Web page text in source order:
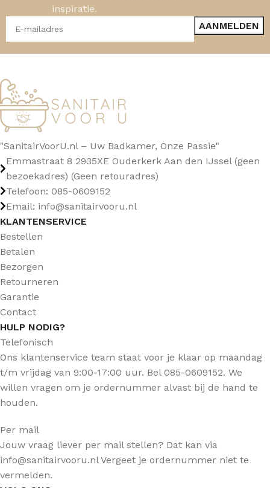
inspiratie.
"SanitairVoorU.nl – Uw Badkamer, Onze Passie"
Emmastraat 8 2935XE Ouderkerk Aan den IJssel (geen
bezoekadres) (Geen retouradres)
Telefoon: 085-0609152
Email: info@sanitairvooru.nl
KLANTENSERVICE
Bestellen
Betalen
Bezorgen
Retourneren
Garantie
Contact
HULP NODIG?
Telefonisch
Ons klantenservice team staat voor je klaar op maandag
t/m vrijdag van 9:00-17:00 uur. Bel 085-0609152. We
willen vragen om je ordernummer alvast bij de hand te
houden.
Per mail
Jouw vraag liever per mail stellen? Dat kan via
info@sanitairvooru.nl Vergeet je ordernummer niet te
vermelden.